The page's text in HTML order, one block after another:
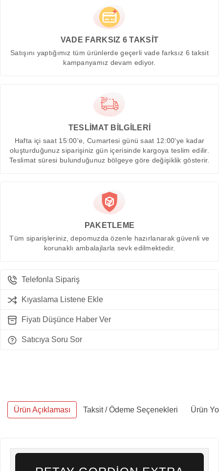
VADE FARKSIZ 6 TAKSİT
Satışını yaptığımız tüm ürünlerde geçerli vade farksız 6 taksit
kampanyamız devam ediyor.
TESLİMAT BİLGİLERİ
Hafta içi saat 15:00'e, Cumartesi günü saat 12:00'ye kadar
oluşturduğunuz siparişiniz gün içerisinde kargoya teslim edilir.
Teslimat süresi bulunduğunuz bölgeye göre değişiklik gösterir.
PAKETLEME
Tüm siparişleriniz, depomuzda özenle hazırlanarak güvenli ve
korunaklı ambalajlarla sevk edilmektedir.
Telefonla Sipariş
Kıyaslama Listene Ekle
Fiyatı Düşünce Haber Ver
Satıcıya Soru Sor
Ürün Açıklaması Taksit / Ödeme Seçenekleri Ürün